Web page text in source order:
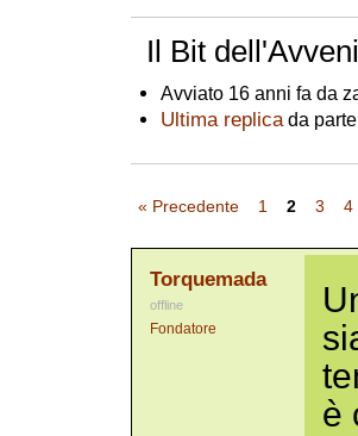
Il Bit
Avviato 16 anni fa da
Ultima replica da
« Precedente 1 2 3 4
Torquemada
offline
Fondatore
è